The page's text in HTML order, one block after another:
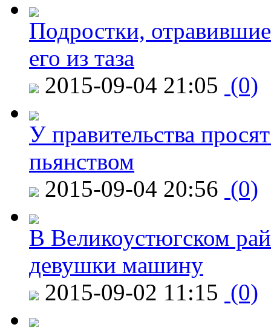
Подростки,
его из таза
2015-09-04 21:05 (0)
У правительства
пьянством
2015-09-04 20:56 (0)
В Великоустюгском
девушки машину
2015-09-02 11:15 (0)